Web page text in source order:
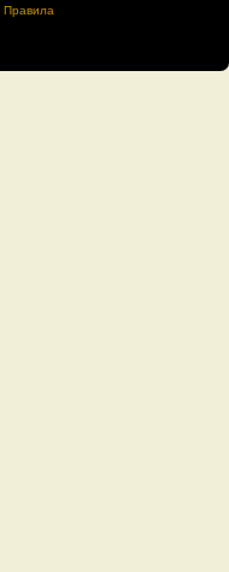
Правила